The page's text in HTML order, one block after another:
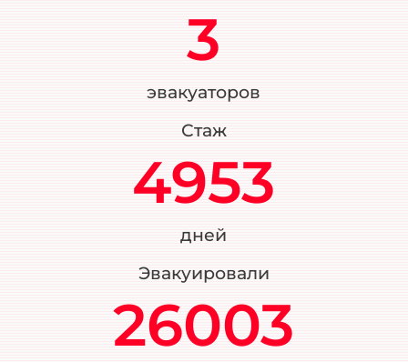
3
эвакуаторов
Стаж
4953
дней
Эвакуировали
26003